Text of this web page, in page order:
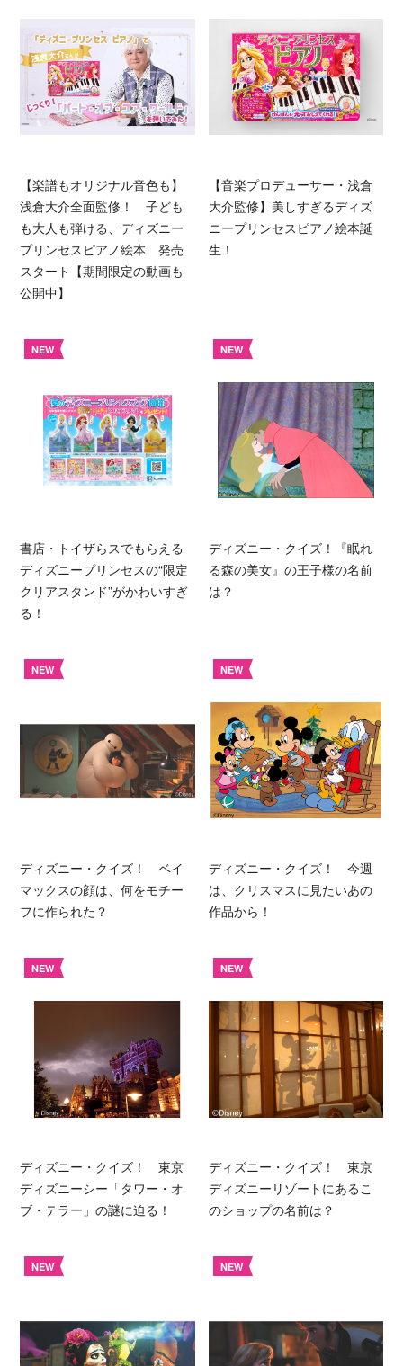
【楽譜もオリジナル音色も】
浅倉大介全面監修！ 子ども
も大人も弾ける、ディズニー
プリンセスピアノ絵本 発売
スタート【期間限定の動画も
公開中】
【音楽プロデューサー・浅倉
大介監修】美しすぎるディズ
ニープリンセスピアノ絵本誕
生！
NEW
書店・トイザらスでもらえる
ディズニープリンセスの“限定
クリアスタンド”がかわいすぎ
る！
NEW
ディズニー・クイズ！『眠れ
る森の美女』の王子様の名前
は？
NEW
ディズニー・クイズ！ ベイ
マックスの顔は、何をモチー
フに作られた？
NEW
ディズニー・クイズ！ 今週
は、クリスマスに見たいあの
作品から！
NEW
ディズニー・クイズ！ 東京
ディズニーシー「タワー・オ
ブ・テラー」の謎に迫る！
NEW
ディズニー・クイズ！ 東京
ディズニーリゾートにあるこ
のショップの名前は？
NEW NEW